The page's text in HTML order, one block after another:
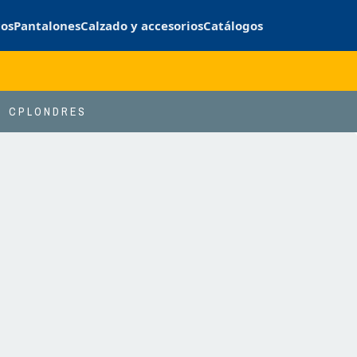
PantalonesCalzado y accesoriosCatálogos
CPLONDRES